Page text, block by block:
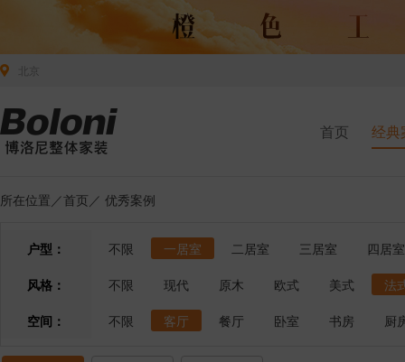
首页 经典
所在位置／首页 ／ 优秀案例
户型： 不限 一居室 二居室 三居室
四居室
风格：
不限 现代 原木 欧式 美式
法
空间：
不限 客厅 餐厅 卧室 书房 厨